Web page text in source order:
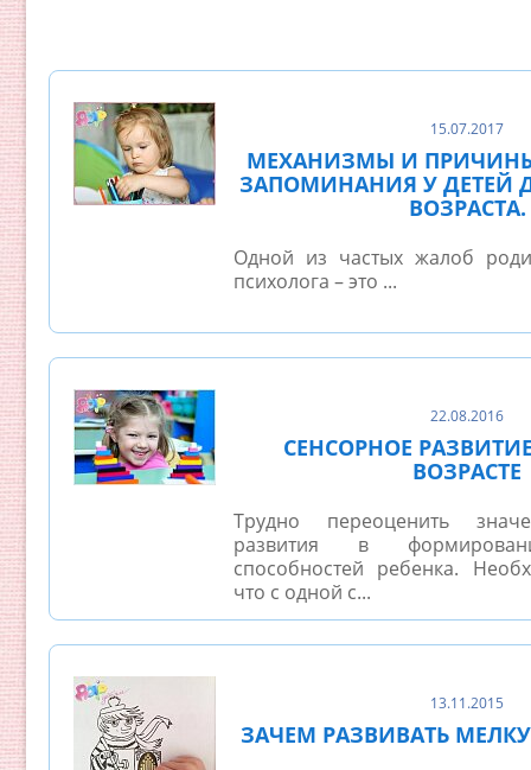
15.07.2017
МЕХАНИЗМЫ И
ЗАПОМИНАНИЯ У ДЕТЕЙ
ВОЗРАСТА.
Одной из частых жалоб
психолога – это ...
22.08.2016
СЕНСОРНОЕ
ВОЗРАСТЕ
Трудно переоценить
развития в
способностей ребенка.
что с одной с...
13.11.2015
ЗАЧЕМ РАЗВИВАТЬ